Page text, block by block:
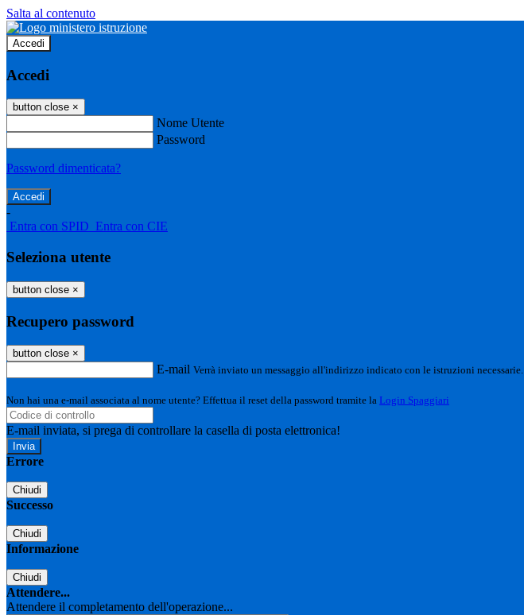
Salta al contenuto
Accedi
Accedi
button close ×
Nome Utente
Password
Password dimenticata?
-
Entra con SPID Entra con CIE
Seleziona utente
button close ×
Recupero password
button close ×
E-mail Verrà inviato un messaggio all'indirizzo indicato con le istruzioni necessarie.
Non hai una e-mail associata al nome utente? Effettua il reset della password tramite la Login Spaggiari
E-mail inviata, si prega di controllare la casella di posta elettronica!
Errore
Chiudi
Successo
Chiudi
Informazione
Chiudi
Attendere...
Attendere il completamento dell'operazione...